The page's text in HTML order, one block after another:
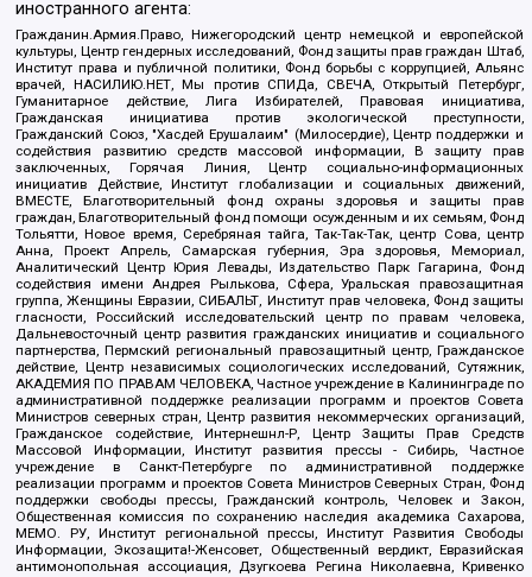
иностранного агента:
Гражданин.Армия.Право, Нижегородский центр немецкой и европейской
культуры, Центр гендерных исследований, Фонд защиты прав граждан Штаб,
Институт права и публичной политики, Фонд борьбы с коррупцией, Альянс
врачей, НАСИЛИЮ.НЕТ, Мы против СПИДа, СВЕЧА, Открытый Петербург,
Гуманитарное действие, Лига Избирателей, Правовая инициатива,
Гражданская инициатива против экологической преступности,
Гражданский Союз, "Хасдей Ерушалаим" (Милосердие), Центр поддержки и
содействия развитию средств массовой информации, В защиту прав
заключенных, Горячая Линия, Центр социально-информационных
инициатив Действие, Институт глобализации и социальных движений,
ВМЕСТЕ, Благотворительный фонд охраны здоровья и защиты прав
граждан, Благотворительный фонд помощи осужденным и их семьям, Фонд
Тольятти, Новое время, Серебряная тайга, Так-Так-Так, центр Сова, центр
Анна, Проект Апрель, Самарская губерния, Эра здоровья, Мемориал,
Аналитический Центр Юрия Левады, Издательство Парк Гагарина, Фонд
содействия имени Андрея Рылькова, Сфера, Уральская правозащитная
группа, Женщины Евразии, СИБАЛЬТ, Институт прав человека, Фонд защиты
гласности, Российский исследовательский центр по правам человека,
Дальневосточный центр развития гражданских инициатив и социального
партнерства, Пермский региональный правозащитный центр, Гражданское
действие, Центр независимых социологических исследований, Сутяжник,
АКАДЕМИЯ ПО ПРАВАМ ЧЕЛОВЕКА, Частное учреждение в Калининграде по
административной поддержке реализации программ и проектов Совета
Министров северных стран, Центр развития некоммерческих организаций,
Гражданское содействие, Интернешнл-Р, Центр Защиты Прав Средств
Массовой Информации, Институт развития прессы - Сибирь, Частное
учреждение в Санкт-Петербурге по административной поддержке
реализации программ и проектов Совета Министров Северных Стран, Фонд
поддержки свободы прессы, Гражданский контроль, Человек и Закон,
Общественная комиссия по сохранению наследия академика Сахарова,
МЕМО. РУ, Институт региональной прессы, Институт Развития Свободы
Информации, Экозащита!-Женсовет, Общественный вердикт, Евразийская
антимонопольная ассоциация, Дзугкоева Регина Николаевна, Кривенко